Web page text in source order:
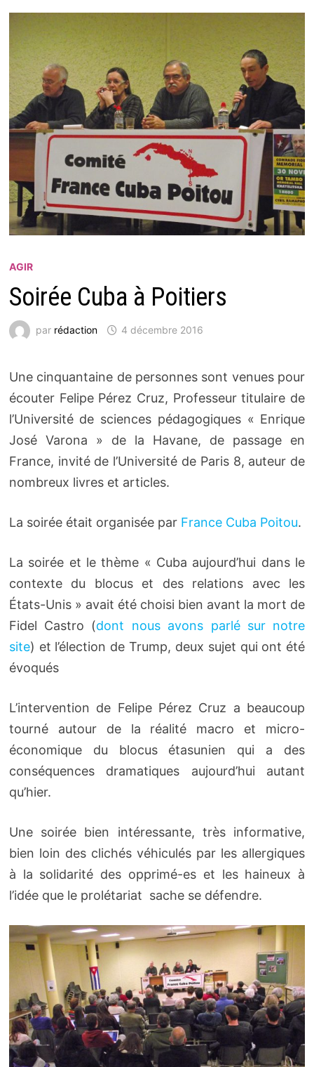
AGIR
Soirée Cuba à Poitiers
par rédaction 4 décembre 2016
Une cinquantaine de personnes sont venues pour
écouter Felipe Pérez Cruz, Professeur titulaire de
l’Université de sciences pédagogiques « Enrique
José Varona » de la Havane, de passage en
France, invité de l’Université de Paris 8, auteur de
nombreux livres et articles.
La soirée était organisée par France Cuba Poitou.
La soirée et le thème « Cuba aujourd’­hui dans le
contexte du blocus et des rela­tions avec les
États-Unis » avait été choisi bien avant la mort de
Fidel Castro (dont nous avons parlé sur notre
site) et l’élection de Trump, deux sujet qui ont été
évoqués
L’intervention de Felipe Pérez Cruz a beaucoup
tourné autour de la réalité macro et micro-
économique du blocus étasunien qui a des
conséquences dramatiques aujourd’hui autant
qu’hier.
Une soirée bien intéressante, très informative,
bien loin des clichés véhiculés par les allergiques
à la solidarité des opprimé-es et les haineux à
l’idée que le prolétariat sache se défendre.